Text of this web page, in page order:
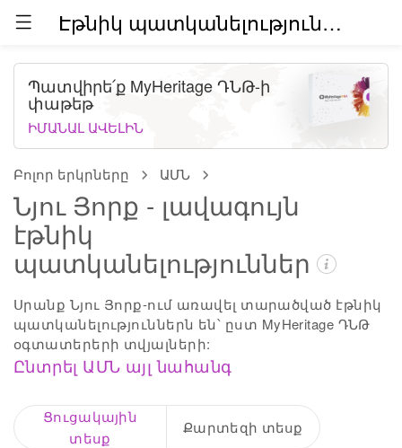
Էթնիկ պատկանելություններն աշխարհում (բետա)
Բոլոր երկրները ԱՄՆ
Նյու Յորք - լավագույն
էթնիկ
պատկանելություններ
Սրանք Նյու Յորք-ում առավել տարածված էթնիկ
պատկանելություններն են՝ ըստ MyHeritage ԴՆԹ
օգտատերերի տվյալների:
Ընտրել ԱՄՆ այլ նահանգ
Պատվիրե՛ք MyHeritage ԴՆԹ-ի
փաթեթ
ԻՄԱՆԱԼ ԱՎԵԼԻՆ
Ցուցակային
տեսք
Քարտեզի տեսք